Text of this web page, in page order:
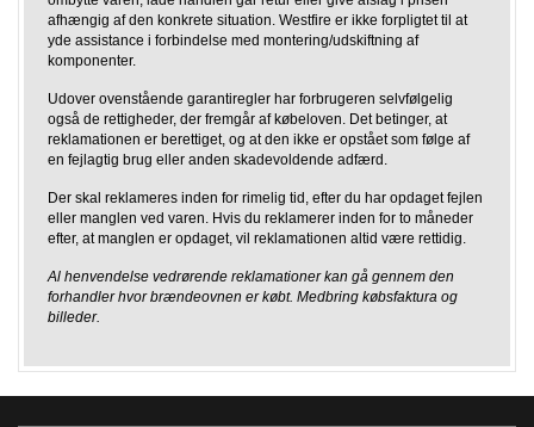
afhængig af den konkrete situation. Westfire er ikke forpligtet til at
yde assistance i forbindelse med montering/udskiftning af
komponenter.
Udover ovenstående garantiregler har forbrugeren selvfølgelig
også de rettigheder, der fremgår af købeloven. Det betinger, at
reklamationen er berettiget, og at den ikke er opstået som følge af
en fejlagtig brug eller anden skadevoldende adfærd.
Der skal reklameres inden for rimelig tid, efter du har opdaget fejlen
eller manglen ved varen. Hvis du reklamerer inden for to måneder
efter, at manglen er opdaget, vil reklamationen altid være rettidig.
Al henvendelse vedrørende reklamationer kan gå gennem den
forhandler hvor brændeovnen er købt. Medbring købsfaktura og
billeder.